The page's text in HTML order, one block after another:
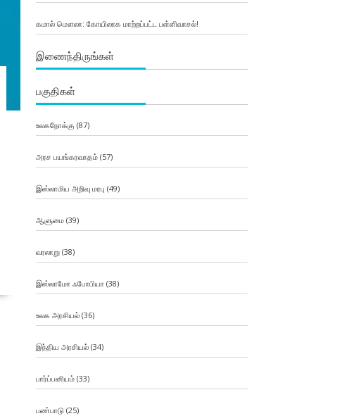
கமால் மௌலா: கோயிலாக மாற்றப்பட்ட பள்ளிவாசல்!
இணைந்திருங்கள்
பகுதிகள்
உலகநோக்கு (87)
அரச பயங்கரவாதம்(57)
இஸ்லாமிய அறிவு மரபு (49)
ஆளுமை(39)
வரலாறு(38)
இஸ்லாமோ ஃபோபியா (38)
உலக அரசியல்(36)
இந்திய அரசியல்(34)
பார்ப்பனியம்(33)
பண்பாடு(25)